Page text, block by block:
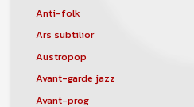
Anti-folk
Ars subtilior
Austropop
Avant-garde jazz
Avant-prog